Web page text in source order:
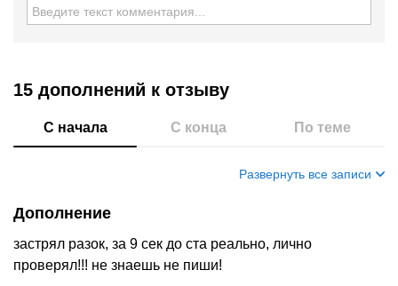
15 дополнений к отзыву
С начала С конца По теме
Развернуть все записи
Дополнение
застрял разок, за 9 сек до ста реально, лично
проверял!!! не знаешь не пиши!